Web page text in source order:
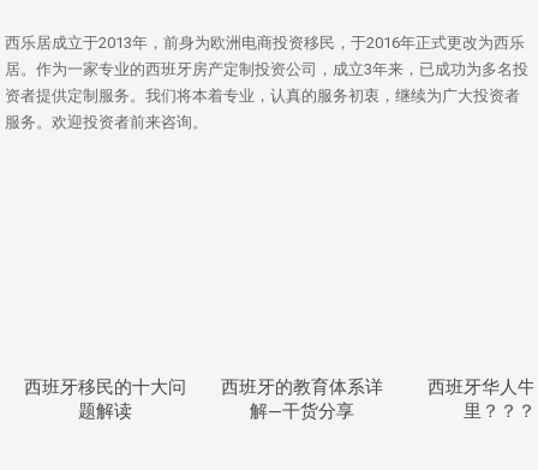
西乐居成立于2013年，前身为欧洲电商投资移民，于2016年正式更改为西乐
居。作为一家专业的西班牙房产定制投资公司，成立3年来，已成功为多名投
资者提供定制服务。我们将本着专业，认真的服务初衷，继续为广大投资者
服务。欢迎投资者前来咨询。
西班牙移民的十大问
题解读
西班牙的教育体系详
解—干货分享
西班牙华人
里？？？